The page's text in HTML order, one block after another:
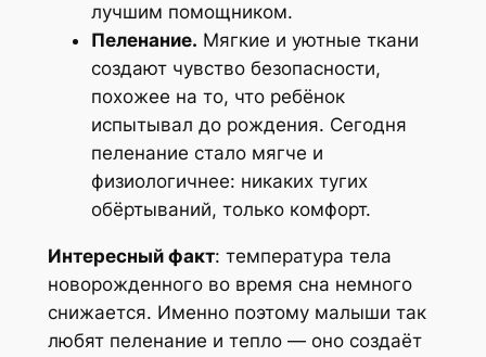
лучшим помощником.
Пеленание. Мягкие и уютные ткани
создают чувство безопасности,
похожее на то, что ребёнок
испытывал до рождения. Сегодня
пеленание стало мягче и
физиологичнее: никаких тугих
обёртываний, только комфорт.
Интересный факт: температура тела
новорожденного во время сна немного
снижается. Именно поэтому малыши так
любят пеленание и тепло — оно создаёт